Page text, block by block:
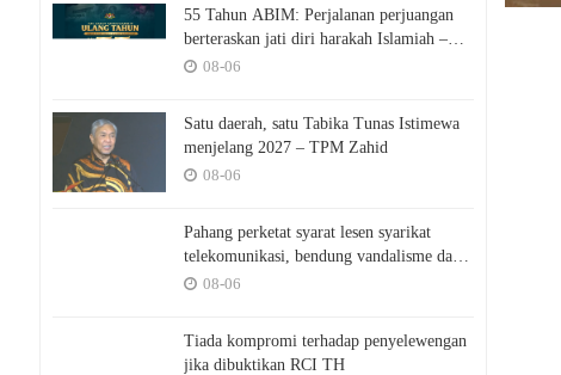
55 Tahun ABIM: Perjalanan perjuangan
berteraskan jati diri harakah Islamiah –
PM08-06
Satu daerah, satu Tabika Tunas Istimewa
menjelang 2027 – TPM Zahid
08-06
Pahang perketat syarat lesen syarikat
telekomunikasi, bendung vandalisme dan
kecurian
08-06
Tiada kompromi terhadap penyelewengan
jika dibuktikan RCI TH